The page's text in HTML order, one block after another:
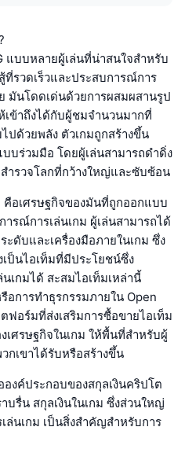
แบบหลายผู้เล่นที่น่าสนใจสำหรับ
ที่รวดเร็วและประสบการณ์การ
มันโดดเด่นด้วยการผสมผสานรูป
เข้าถึงได้กับผู้ชมจำนวนมากที่
ไปด้วยพลัง ตัวเกมถูกสร้างขึ้น
บร่วมมือ โดยผู้เล่นสามารถดำดิ่ง
ำรวจโลกที่กว้างใหญ่และซับซ้อน
อเศรษฐกิจของมันที่ถูกออกแบบ
ารณ์การเล่นเกม ผู้เล่นสามารถได้
ะดับและเครื่องมือภายในเกม ซึ่ง
เป็นไอเท็มที่มีประโยชน์ซึ่ง
เกมได้ สะสมไอเท็มเหล่านี้
อการทำธุรกรรมภายใน Open
ฟอร์มที่ส่งเสริมการซื้อขายไอเท็ม
เศรษฐกิจในเกม ให้พื้นที่สำหรับผู้
กเขาได้รับหรือสร้างขึ้น
งค์ประกอบของสกุลเงินคริปโต
บรื่น สกุลเงินในเกม ซึ่งส่วนใหญ่
ล่นเกม เป็นสิ่งสำคัญสำหรับการ